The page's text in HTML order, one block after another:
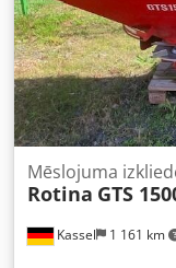
Kassel 1 161 km
Mēslojuma
Rotina GTS